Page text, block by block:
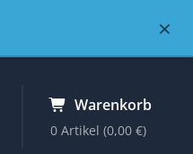
×
Warenkorb
0 Artikel(0,00 €)